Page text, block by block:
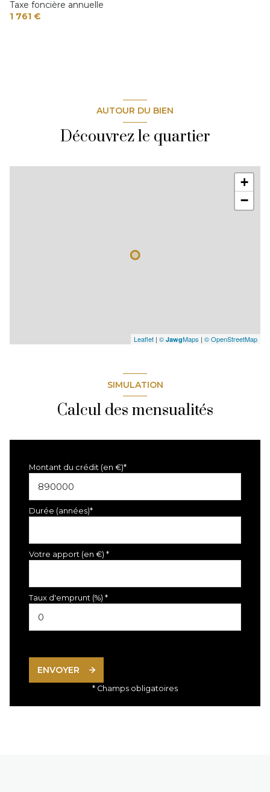
Taxe foncière annuelle
1 761 €
AUTOUR DU BIEN
Découvrez le quartier
+
−
Leaflet | © JawgMaps | © OpenStreetMap
SIMULATION
Calcul des mensualités
Montant du crédit (en €)*
Durée (années)*
Votre apport (en €) *
Taux d'emprunt (%) *
ENVOYER
* Champs obligatoires